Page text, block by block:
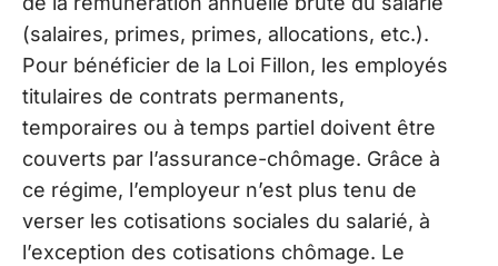
(salaires, primes, primes, allocations, etc.).
Pour bénéficier de la Loi Fillon, les employés
titulaires de contrats permanents,
temporaires ou à temps partiel doivent être
couverts par l’assurance-chômage. Grâce à
ce régime, l’employeur n’est plus tenu de
verser les cotisations sociales du salarié, à
l’exception des cotisations chômage. Le